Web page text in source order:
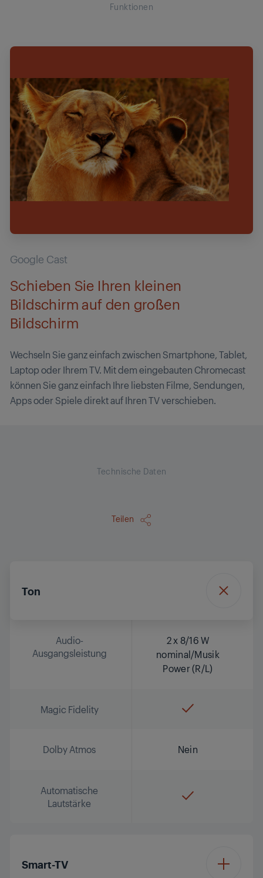
Funktionen
Google Cast
Schieben Sie Ihren kleinen
Bildschirm auf den großen
Bildschirm
Wechseln Sie ganz einfach zwischen Smartphone, Tablet,
Laptop oder Ihrem TV. Mit dem eingebauten Chromecast
können Sie ganz einfach Ihre liebsten Filme, Sendungen,
Apps oder Spiele direkt auf Ihren TV verschieben.
Technische Daten
Teilen
Ton
Audio-
Ausgangsleistung
2 x 8/16 W
nominal/Musik
Power (R/L)
Magic Fidelity
Dolby Atmos Nein
Automatische
Lautstärke
Smart-TV